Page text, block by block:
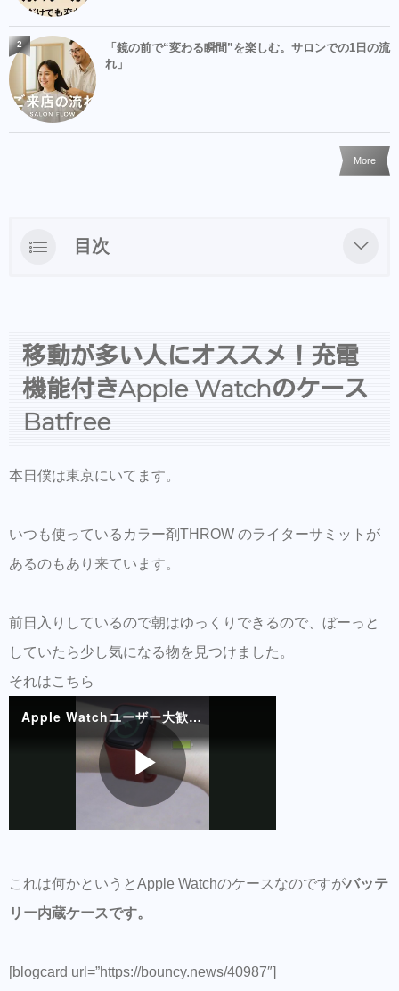
「鏡の前で“変わる瞬間”を楽しむ。サロンでの1日の流
れ」
2
More
目次
&COシャンプー・ヘアアクセ等はBASEでも
買えるようになりました
ご来店前のカルテの事前登録が時短でオスス
メ！
録すると予約も出来ます。
モーション特化型美容師オンラインサロン
【Routine 】メンバー募集中
移動が多い人にオススメ！充電
機能付きApple Watchのケース
Batfree
本日僕は東京にいてます。
いつも使っているカラー剤THROW のライターサミットが
あるのもあり来ています。
前日入りしているので朝はゆっくりできるので、ぼーっと
していたら少し気になる物を見つけました。
それはこちら
これは何かというとApple Watchのケースなのですがバッテ
リー内蔵ケースです。
[blogcard url=”https://bouncy.news/40987″]